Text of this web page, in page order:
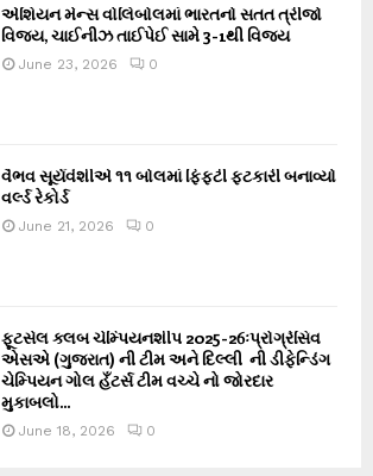
એશિયન મેન્સ વોલિબોલમાં ભારતનો સતત ત્રીજો
વિજય, ચાઈનીઝ તાઈપેઈ સામે 3-1થી વિજય
June 23, 2026 0
વૈભવ સૂર્યવંશીએ ૧૧ બોલમાં ફિફ્ટી ફટકારી બનાવ્યો
વર્લ્ડ રેકોર્ડ
June 21, 2026 0
ફૂટસેલ ક્લબ ચેમ્પિયનશીપ 2025-26ઃપ્રોગ્રેસિવ
એસએ (ગુજરાત) ની ટીમ અને દિલ્લી ની ડીફેન્ડિંગ
ચેમ્પિયન ગોલ હઁટર્સ ટીમ વચ્ચે નો જોરદાર
મુકાબલો...
June 18, 2026 0